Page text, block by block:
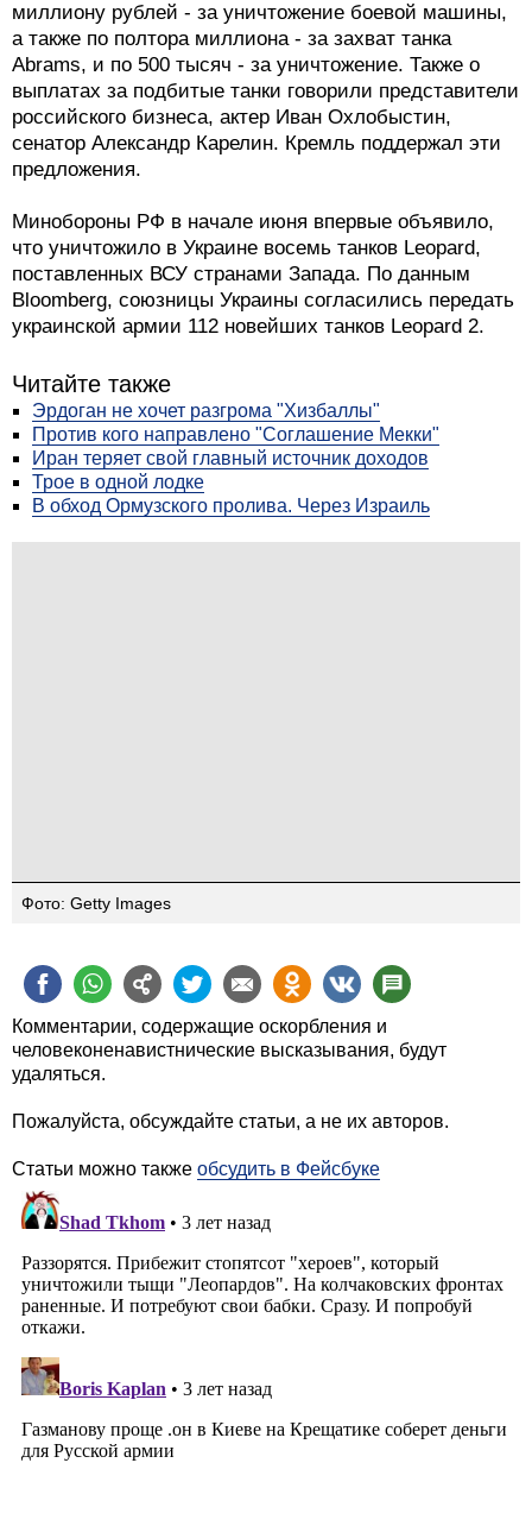
миллиону рублей - за уничтожение боевой машины,
а также по полтора миллиона - за захват танка
Abrams, и по 500 тысяч - за уничтожение. Также о
выплатах за подбитые танки говорили представители
российского бизнеса, актер Иван Охлобыстин,
сенатор Александр Карелин. Кремль поддержал эти
предложения.
Минобороны РФ в начале июня впервые объявило,
что уничтожило в Украине восемь танков Leopard,
поставленных ВСУ странами Запада. По данным
Bloomberg, союзницы Украины согласились передать
украинской армии 112 новейших танков Leopard 2.
Читайте также
Эрдоган не хочет разгрома "Хизбаллы"
Против кого направлено "Соглашение Мекки"
Иран теряет свой главный источник доходов
Трое в одной лодке
В обход Ормузского пролива. Через Израиль
Фото: Getty Images
Комментарии, содержащие оскорбления и
человеконенавистнические высказывания, будут
удаляться.
Пожалуйста, обсуждайте статьи, а не их авторов.
Статьи можно также обсудить в Фейсбуке